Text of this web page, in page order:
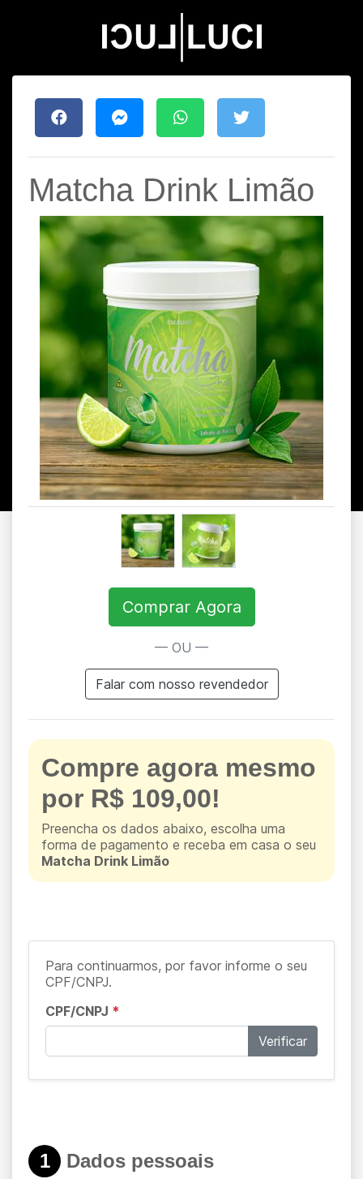
Matcha Drink Limão
Comprar Agora
— OU —
Falar com nosso revendedor
Compre agora mesmo
por R$ 109,00!
Preencha os dados abaixo, escolha uma
forma de pagamento e receba em casa o seu
Matcha Drink Limão
Para continuarmos, por favor informe o seu
CPF/CNPJ.
CPF/CNPJ *
Verificar
1 Dados pessoais